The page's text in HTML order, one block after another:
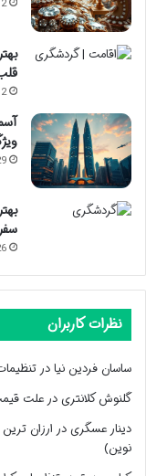
2 دی
2 دی
29
26
نظرات کاربران
ساسان فردین نیادر
گلنوش کلانتریدر علت
دینار عسگریدر
نوین)